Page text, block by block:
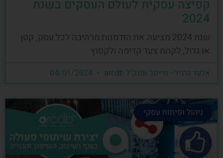
קפיצה עסקית לעולם העסקים בשנת
2024
שנת 2024 מציעה את הזדמנות מרהיבה לכל עסק, קטן
או גדול, לקחת צעד קדימה ולקפוץ
אלעד גרגיר - מייסד ומנכ"ל arcdb
ניהול ופיתוח עסקי